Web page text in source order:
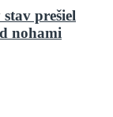
prešiel
nohami